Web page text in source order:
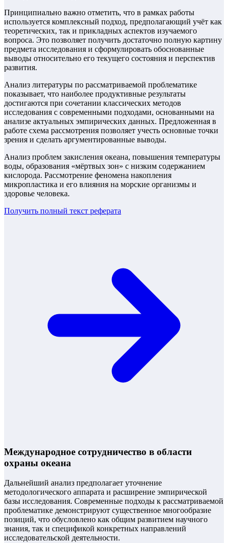
Принципиально важно отметить, что в рамках работы
используется комплексный подход, предполагающий учёт как
теоретических, так и прикладных аспектов изучаемого
вопроса. Это позволяет получить достаточно полную картину
предмета исследования и сформулировать обоснованные
выводы относительно его текущего состояния и перспектив
развития.
Анализ литературы по рассматриваемой проблематике
показывает, что наиболее продуктивные результаты
достигаются при сочетании классических методов
исследования с современными подходами, основанными на
анализе актуальных эмпирических данных. Предложенная в
работе схема рассмотрения позволяет учесть основные точки
зрения и сделать аргументированные выводы.
Анализ проблем закисления океана, повышения температуры
воды, образования «мёртвых зон» с низким содержанием
кислорода. Рассмотрение феномена накопления
микропластика и его влияния на морские организмы и
здоровье человека.
Получить полный текст реферата
Международное сотрудничество в области
охраны океана
Дальнейший анализ предполагает уточнение
методологического аппарата и расширение эмпирической
базы исследования. Современные подходы к рассматриваемой
проблематике демонстрируют существенное многообразие
позиций, что обусловлено как общим развитием научного
знания, так и спецификой конкретных направлений
исследовательской деятельности.